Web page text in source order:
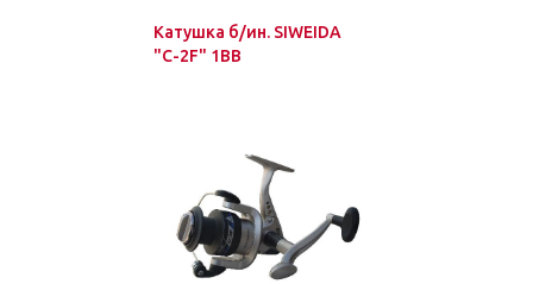
Катушка б/ин. SIWEIDA
"C-2F" 1BB